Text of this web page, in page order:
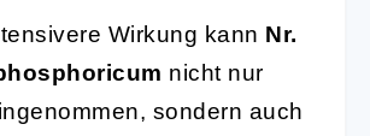
Wirkung kann Nr.
nicht nur
sondern auch